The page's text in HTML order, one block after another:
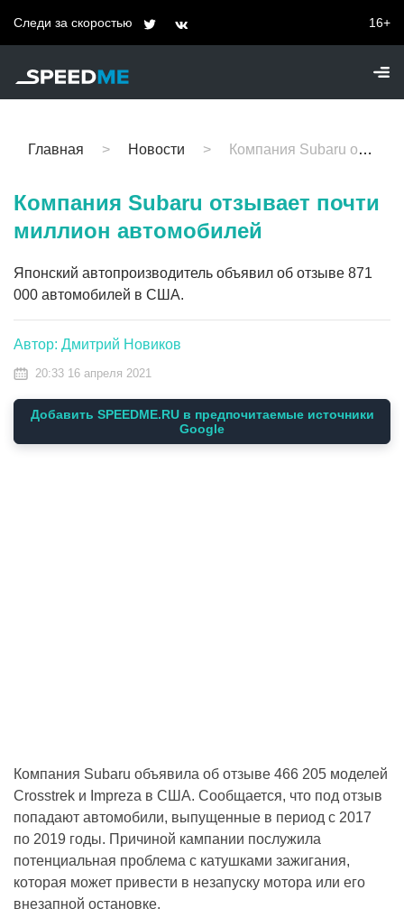
Следи за скоростью 16+
Главная Новости Компания Subaru отзывает почти миллион автомобилей
Компания Subaru отзывает почти
миллион автомобилей
Японский автопроизводитель объявил об отзыве 871
000 автомобилей в США.
Автор: Дмитрий Новиков
20:33 16 апреля 2021
Добавить SPEEDME.RU в предпочитаемые источники
Google
Компания Subaru объявила об отзыве 466 205 моделей
Crosstrek и Impreza в США. Сообщается, что под отзыв
попадают автомобили, выпущенные в период с 2017
по 2019 годы. Причиной кампании послужила
потенциальная проблема с катушками зажигания,
которая может привести в незапуску мотора или его
внезапной остановке.